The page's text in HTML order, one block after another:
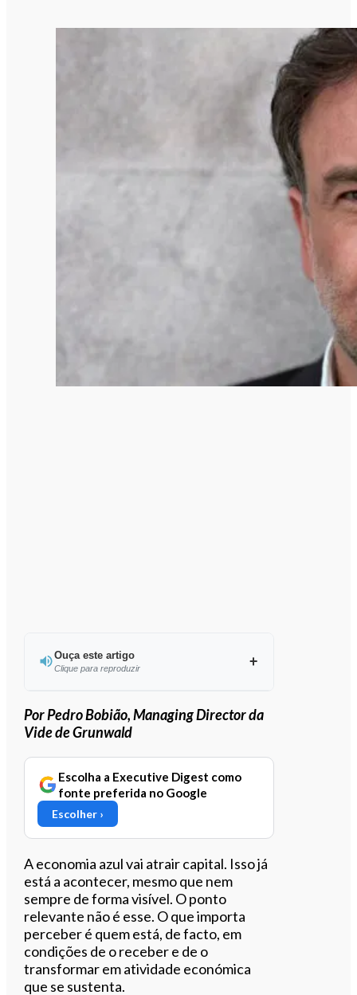
Ouça este artigo
Clique para reproduzir
Por Pedro Bobião, Managing Director da
Vide de Grunwald
Escolha a Executive Digest como
fonte preferida no Google
Escolher ›
A economia azul vai atrair capital. Isso já
está a acontecer, mesmo que nem
sempre de forma visível. O ponto
relevante não é esse. O que importa
perceber é quem está, de facto, em
condições de o receber e de o
transformar em atividade económica
que se sustenta.